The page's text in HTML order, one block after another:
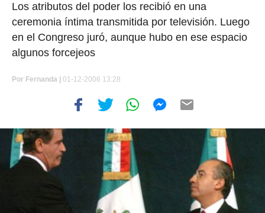
Los atributos del poder los recibió en una
ceremonia íntima transmitida por televisión. Luego
en el Congreso juró, aunque hubo en ese espacio
algunos forcejeos
Por Fernanda | 01-12-2006 13:28